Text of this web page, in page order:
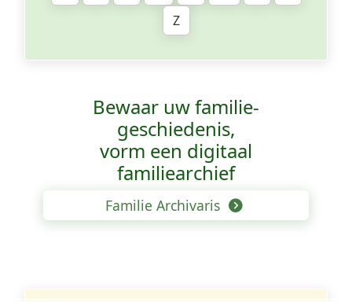
Z
Bewaar uw familie­
geschiedenis,
vorm een digitaal
familiearchief
Familie Archivaris